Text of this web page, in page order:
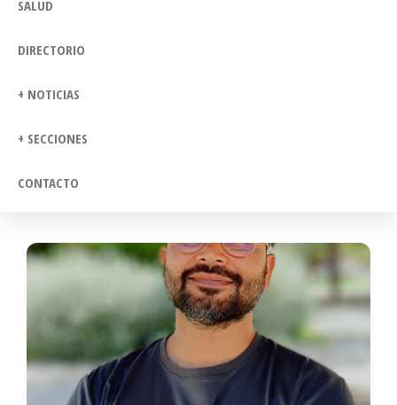
SALUD
DIRECTORIO
+ NOTICIAS
+ SECCIONES
CONTACTO